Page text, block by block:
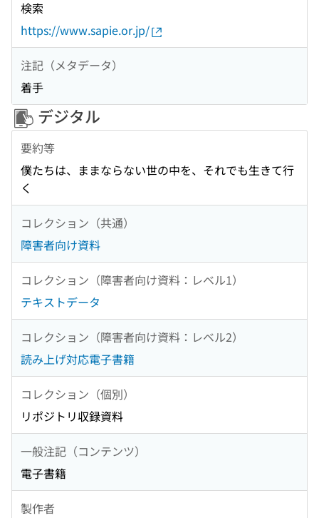
検索
https://www.sapie.or.jp/
注記（メタデータ）
着手
デジタル
要約等
僕たちは、ままならない世の中を、それでも生きて行
く
コレクション（共通）
障害者向け資料
コレクション（障害者向け資料：レベル1）
テキストデータ
コレクション（障害者向け資料：レベル2）
読み上げ対応電子書籍
コレクション（個別）
リポジトリ収録資料
一般注記（コンテンツ）
電子書籍
製作者